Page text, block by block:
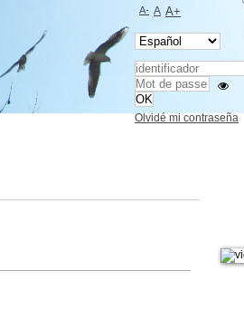
A- A A+
Olvidé mi contraseña